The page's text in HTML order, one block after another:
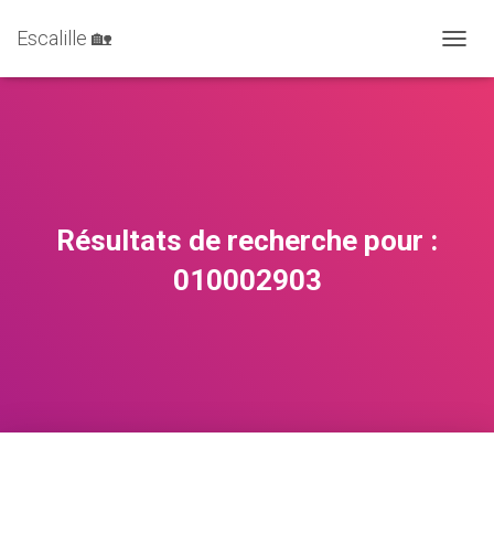
Escalille 🏡
Résultats de recherche pour :
010002903